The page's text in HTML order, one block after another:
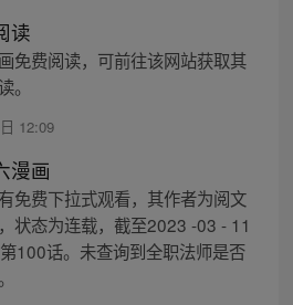
读
免费阅读，可前往该网站获取其
。
12:09
漫画
免费下拉式观看，其作者为阅文
状态为连载，截至2023 -03 - 11
100话。未查询到全职法师是否